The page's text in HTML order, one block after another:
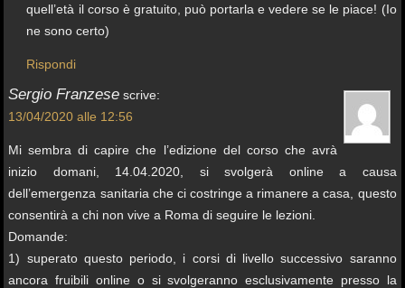
quell’età il corso è gratuito, può portarla e vedere se le piace! (Io
ne sono certo)
Rispondi
Sergio Franzese scrive:
13/04/2020 alle 12:56
Mi sembra di capire che l’edizione del corso che avrà
inizio domani, 14.04.2020, si svolgerà online a causa
dell’emergenza sanitaria che ci costringe a rimanere a casa, questo
consentirà a chi non vive a Roma di seguire le lezioni.
Domande:
1) superato questo periodo, i corsi di livello successivo saranno
ancora fruibili online o si svolgeranno esclusivamente presso la